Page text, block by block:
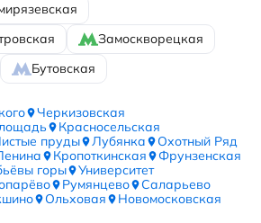
Замоскворецкая
Бутовская
Черкизовская
Красносельская
пруды Лубянка
Охотный Ряд
Кропоткинская
Фрунзенская
горы
Университет
Румянцево
Саларьево
Ольховая
Новомосковская